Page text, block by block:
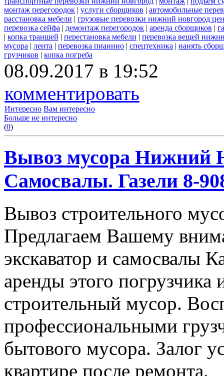
монтаж перегородок | услуги сборщиков | автомобильные
расстановка мебели | грузовые перевозки нижний новгород
перевозка сейфа | демонтаж перегородок | аренда сборщиков |
| копка траншей | перестановка мебели | перевозка вещей
мусора | лента | перевозка пианино | спецтехника | нанять
грузчиков | копка погреба
08.09.2017 в 19:52
комментировать
Интересно Вам интересно
Больше не интересно
(0)
Вывоз мусора Нижний
Самосвалы. Газели 8-
Вывоз строительного
Предлагаем Вашему
экскаватор и самосвалы
аренды этого
строительный мусор.
профессиональными
бытового мусора. Залог
квартире после ремонта.